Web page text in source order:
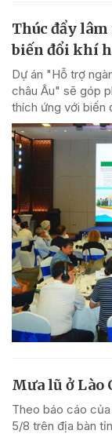
Thúc đẩy
biến đổi khí
Dự án "Hỗ trợ
châu Âu" sẽ góp
thích ứng với biến
Mưa lũ ở
Theo báo cáo
5/8 trên địa bàn